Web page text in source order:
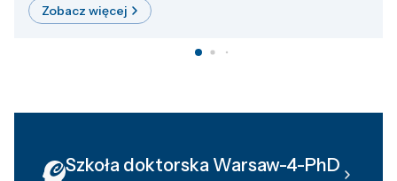
Zobacz więcej
Szkoła doktorska Warsaw-4-PhD